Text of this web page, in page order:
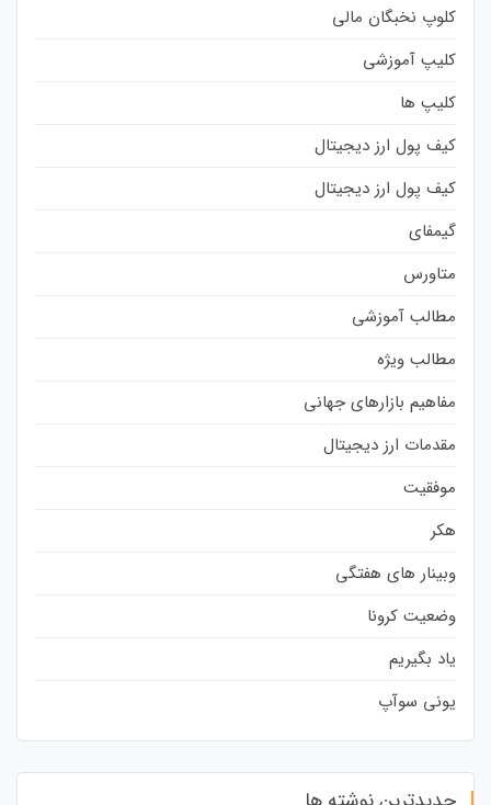
کلوپ نخبگان مالی
کلیپ آموزشی
کلیپ ها
کیف پول ارز دیجیتال
کیف پول ارز دیجیتال
گیمفای
متاورس
مطالب آموزشی
مطالب ویژه
مفاهیم بازارهای جهانی
مقدمات ارز دیجیتال
موفقیت
هکر
وبینار های هفتگی
وضعیت کرونا
یاد بگیریم
یونی سوآپ